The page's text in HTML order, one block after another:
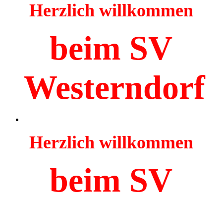
Herzlich willkommen
beim SV
Westerndorf
Herzlich willkommen
beim SV